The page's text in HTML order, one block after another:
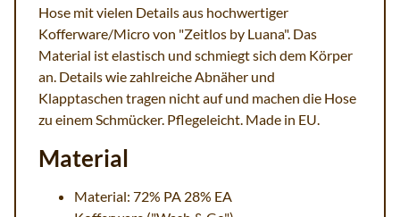
Hose mit vielen Details aus hochwertiger
Kofferware/Micro von "Zeitlos by Luana". Das
Material ist elastisch und schmiegt sich dem Körper
an. Details wie zahlreiche Abnäher und
Klapptaschen tragen nicht auf und machen die Hose
zu einem Schmücker. Pflegeleicht. Made in EU.
Material
Material: 72% PA 28% EA